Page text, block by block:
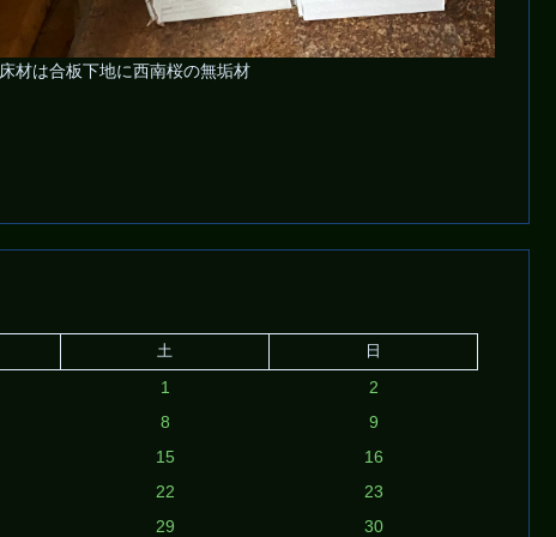
床材は合板下地に西南桜の無垢材
土 日
1
2
8
9
15
16
22
23
29 30